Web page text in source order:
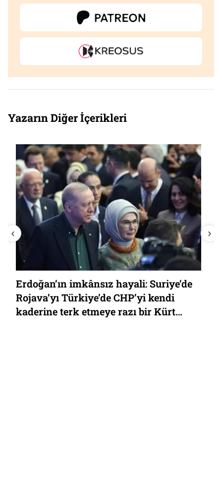
Yazarın Diğer İçerikleri
Devlet dersinde can veren ‘sivil’